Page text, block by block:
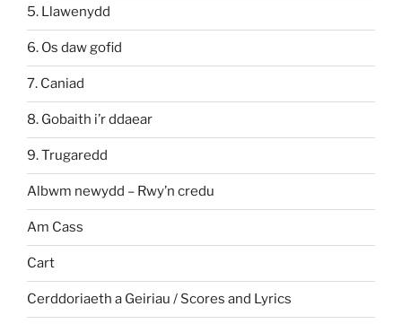
5. Llawenydd
6. Os daw gofid
7. Caniad
8. Gobaith i’r ddaear
9. Trugaredd
Albwm newydd – Rwy’n credu
Am Cass
Cart
Cerddoriaeth a Geiriau / Scores and Lyrics